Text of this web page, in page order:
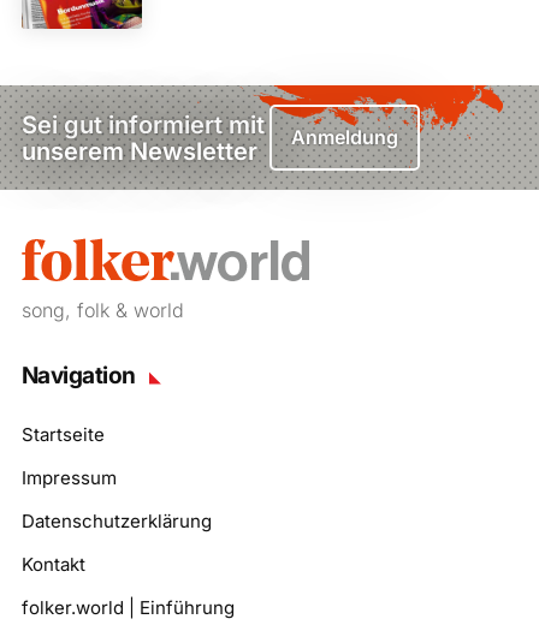
Sei gut informiert mit
unserem Newsletter
Anmeldung
song, folk & world
Navigation
Startseite
Impressum
Datenschutzerklärung
Kontakt
folker.world | Einführung